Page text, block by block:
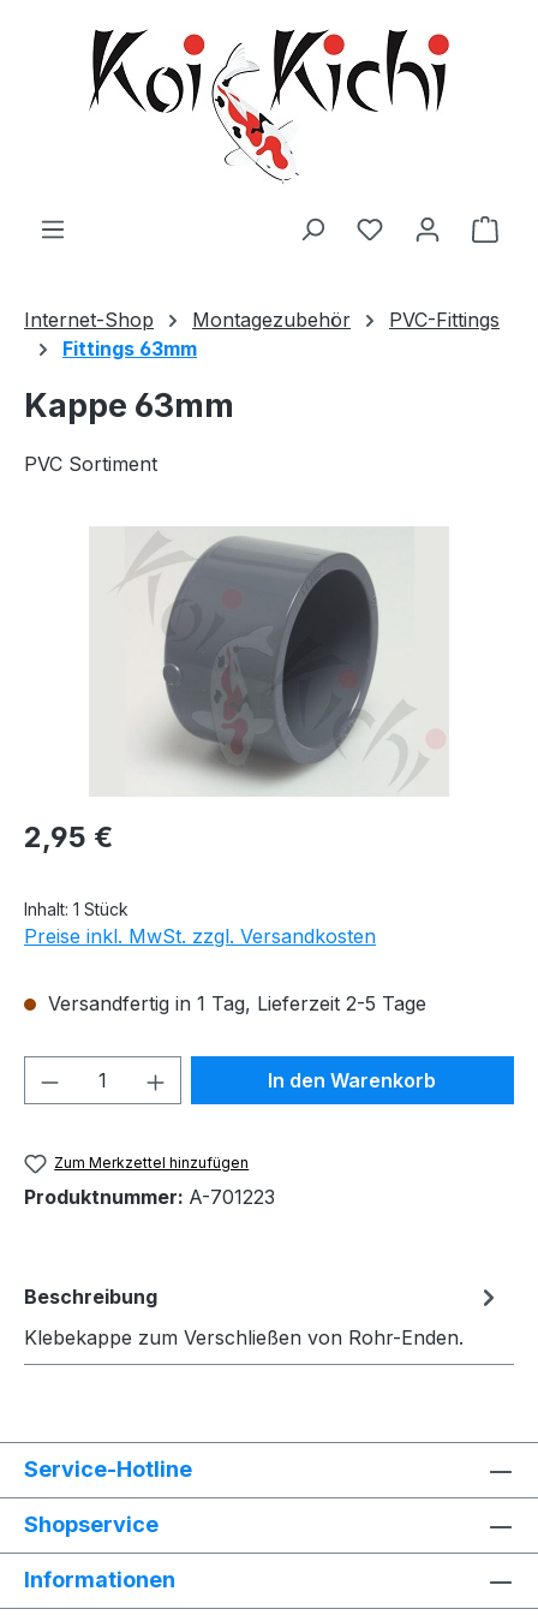
Zum Hauptinhalt springen
Internet-Shop Montagezubehör
PVC-Fittings
Fittings 63mm
Kappe 63mm
PVC Sortiment
Bildergalerie überspringen
Regulärer Preis:
2,95 €
Inhalt: 1 Stück
Preise inkl. MwSt. zzgl. Versandkosten
Versandfertig in 1 Tag, Lieferzeit 2-5 Tage
Produkt Anzahl: Gib denIn den Warenkorb
Zum Merkzettel hinzufügen
Produktnummer: A-701223
Beschreibung
Klebekappe zum Verschließen von Rohr-Enden.
Service-Hotline
Shopservice
Informationen